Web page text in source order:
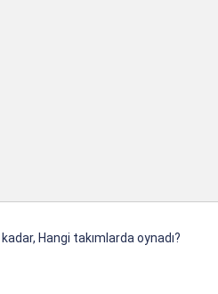
Hangi takımlarda oynadı?